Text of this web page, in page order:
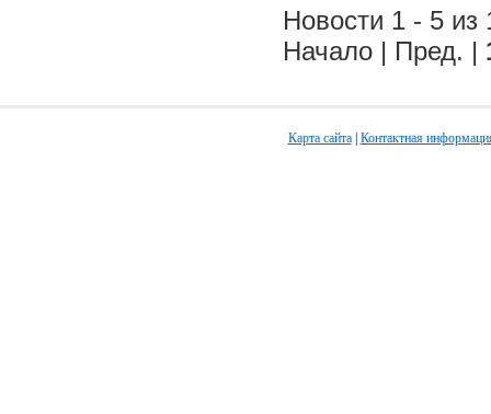
Новости 1 - 5 из
Начало | Пред. |
Карта сайта| Контактная